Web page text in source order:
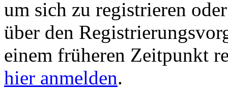
um sich zu registrieren
über den
einem früheren Zeitpunkt
hier anmelden.